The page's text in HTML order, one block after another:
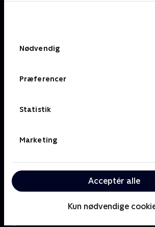
Nødvendig
Præferencer
Statistik
Marketing
Acceptér alle
Kun nødvendige
15 Days